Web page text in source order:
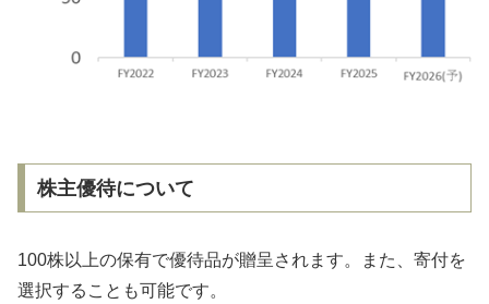
株主優待について
100株以上の保有で優待品が贈呈されます。また、寄付を
選択することも可能です。